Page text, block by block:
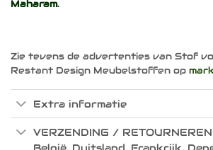
Maharam.
Zie tevens de advertenties van Stof
Restant Design Meubelstoffen op
Extra informatie
VERZENDING /